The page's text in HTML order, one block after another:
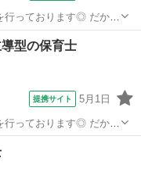
ております◎ だから
担当いたします(^^)/
型の保育士
提携サイト 5月1日
ております◎ だから
教育を導入
の英語教師が 担当いた